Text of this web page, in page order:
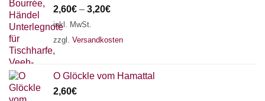
2,60€ – 3,20€
inkl. MwSt.
zzgl. Versandkosten
O Glöckle vom Hamattal
2,60€